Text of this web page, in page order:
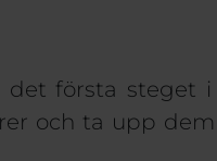
det första steget i
och ta upp